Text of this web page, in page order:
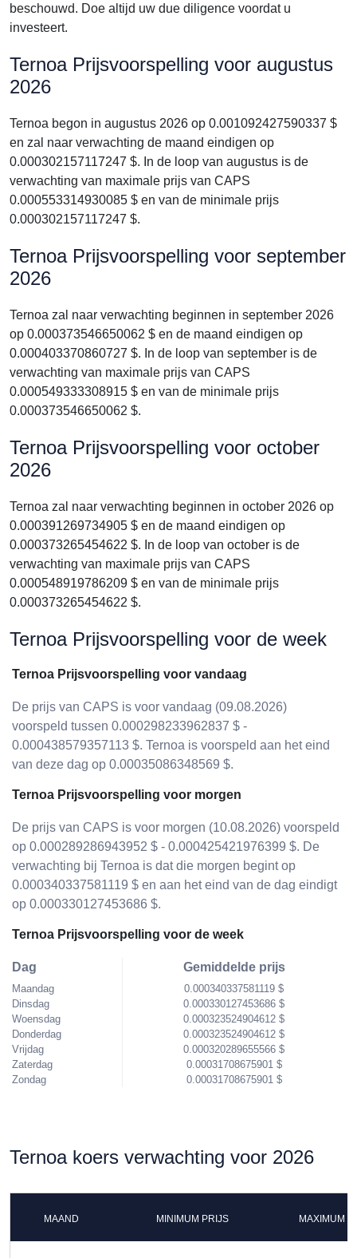
beschouwd. Doe altijd uw due diligence voordat u
investeert.
Ternoa Prijsvoorspelling voor augustus
2026
Ternoa begon in augustus 2026 op 0.001092427590337 $
en zal naar verwachting de maand eindigen op
0.000302157117247 $. In de loop van augustus is de
verwachting van maximale prijs van CAPS
0.000553314930085 $ en van de minimale prijs
0.000302157117247 $.
Ternoa Prijsvoorspelling voor september
2026
Ternoa zal naar verwachting beginnen in september 2026
op 0.000373546650062 $ en de maand eindigen op
0.000403370860727 $. In de loop van september is de
verwachting van maximale prijs van CAPS
0.000549333308915 $ en van de minimale prijs
0.000373546650062 $.
Ternoa Prijsvoorspelling voor october
2026
Ternoa zal naar verwachting beginnen in october 2026 op
0.000391269734905 $ en de maand eindigen op
0.000373265454622 $. In de loop van october is de
verwachting van maximale prijs van CAPS
0.000548919786209 $ en van de minimale prijs
0.000373265454622 $.
Ternoa Prijsvoorspelling voor de week
Ternoa Prijsvoorspelling voor vandaag
De prijs van CAPS is voor vandaag (09.08.2026)
voorspeld tussen 0.000298233962837 $ -
0.000438579357113 $. Ternoa is voorspeld aan het eind
van deze dag op 0.00035086348569 $.
Ternoa Prijsvoorspelling voor morgen
De prijs van CAPS is voor morgen (10.08.2026) voorspeld
op 0.000289286943952 $ - 0.000425421976399 $. De
verwachting bij Ternoa is dat die morgen begint op
0.000340337581119 $ en aan het eind van de dag eindigt
op 0.000330127453686 $.
Ternoa Prijsvoorspelling voor de week
Dag
Maandag
Dinsdag
Woensdag
Donderdag
Vrijdag
Zaterdag
Zondag
Gemiddelde prijs
0.000340337581119 $
0.000330127453686 $
0.000323524904612 $
0.000323524904612 $
0.000320289655566 $
0.00031708675901 $
0.00031708675901 $
Ternoa koers verwachting voor 2026
MAAND MINIMUM PRIJS MAXIMUM